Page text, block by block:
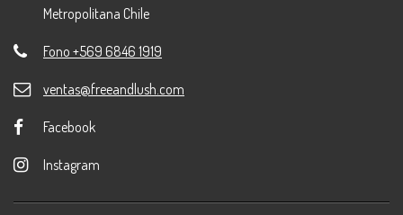
Metropolitana Chile
Fono +569 6846 1919
ventas@freeandlush.com
Facebook
Instagram